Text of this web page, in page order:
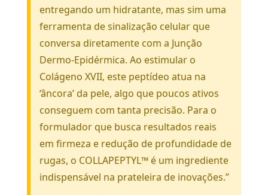
entregando um hidratante, mas sim uma
ferramenta de sinalização celular que
conversa diretamente com a Junção
Dermo-Epidérmica. Ao estimular o
Colágeno XVII, este peptídeo atua na
‘âncora’ da pele, algo que poucos ativos
conseguem com tanta precisão. Para o
formulador que busca resultados reais
em firmeza e redução de profundidade de
rugas, o COLLAPEPTYL™ é um ingrediente
indispensável na prateleira de inovações.”